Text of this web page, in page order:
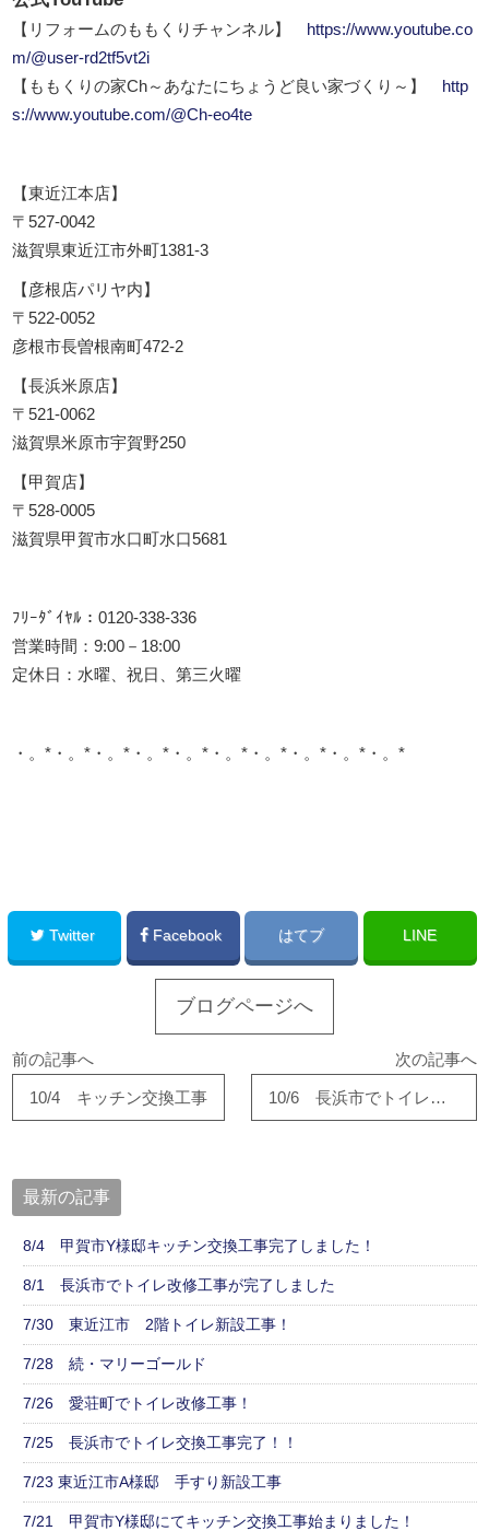
【リフォームのももくりチャンネル】
https://www.youtube.co
m/@user-rd2tf5vt2i
【ももくりの家Ch～あなたにちょうど良い家づくり～】
http
s://www.youtube.com/@Ch-eo4te
【東近江本店】
〒527-0042
滋賀県東近江市外町1381-3
【彦根店パリヤ内】
〒522-0052
彦根市長曽根南町472-2
【長浜米原店】
〒521-0062
滋賀県米原市宇賀野250
【甲賀店】
〒528-0005
滋賀県甲賀市水口町水口5681
ﾌﾘｰﾀﾞｲﾔﾙ：0120-338-336
営業時間：9:00－18:00
定休日：水曜、祝日、第三火曜
・。*・。*・。*・。*・。*・。*・。*・。*・。*・。*
Twitter Facebook はてブ LINE
ブログページへ
前の記事へ
10/4 キッチン交換工事
次の記事へ
10/6 長浜市でトイレリフォーム工事完了！
最新の記事
8/4 甲賀市Y様邸キッチン交換工事完了しました！
8/1 長浜市でトイレ改修工事が完了しました
7/30 東近江市 2階トイレ新設工事！
7/28 続・マリーゴールド
7/26 愛荘町でトイレ改修工事！
7/25 長浜市でトイレ交換工事完了！！
7/23 東近江市A様邸 手すり新設工事
7/21 甲賀市Y様邸にてキッチン交換工事始まりました！